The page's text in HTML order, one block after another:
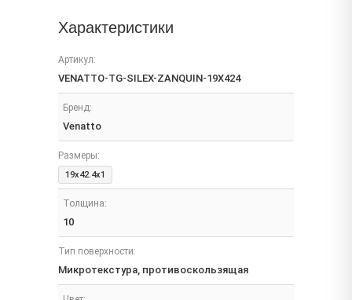
Характеристики
Артикул:
VENATTO-TG-SILEX-ZANQUIN-19X424
Бренд:
Venatto
Размеры:
19x42.4x1
Толщина:
10
Тип поверхности:
Микротекстура, противоскользящая